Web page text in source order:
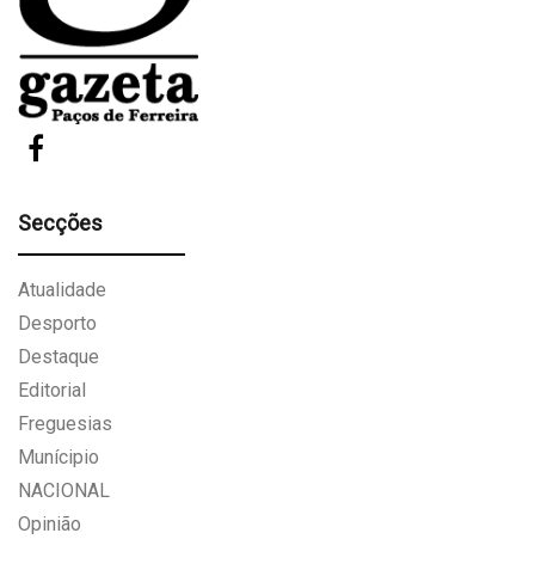
Secções
Atualidade
Desporto
Destaque
Editorial
Freguesias
Munícipio
NACIONAL
Opinião